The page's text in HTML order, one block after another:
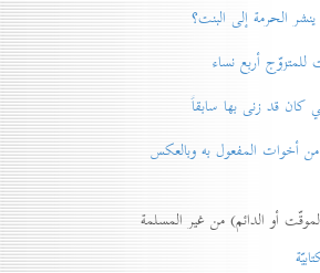
الحرمة إلی البنت؟
أربع نساء
قد زنی بها سابقاً
المفعول به وبالعكس
أو الدائم) من غير المسلمة